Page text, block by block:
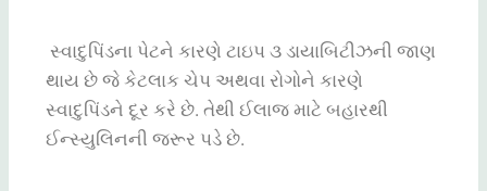
સ્વાદુપિંડના પેટને કારણે ટાઇપ ૩ ડાયાબિટીઝની જાણ
થાય છે જે કેટલાક ચેપ અથવા રોગોને કારણે
સ્વાદુપિંડને દૂર કરે છે. તેથી ઈલાજ માટે બહારથી
ઈન્સ્યુલિનની જરૂર પડે છે.